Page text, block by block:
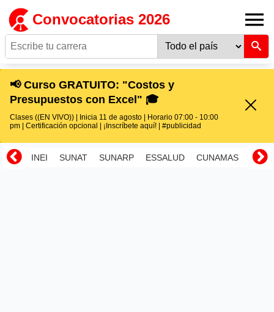
Convocatorias 2026
📢 Curso GRATUITO: "Costos y
Presupuestos con Excel" 🎓
Clases ((EN VIVO)) | Inicia 11 de agosto | Horario 07:00 - 10:00
pm | Certificación opcional | ¡Inscríbete aquí! | #publicidad
INEI SUNAT SUNARP ESSALUD CUNAMAS